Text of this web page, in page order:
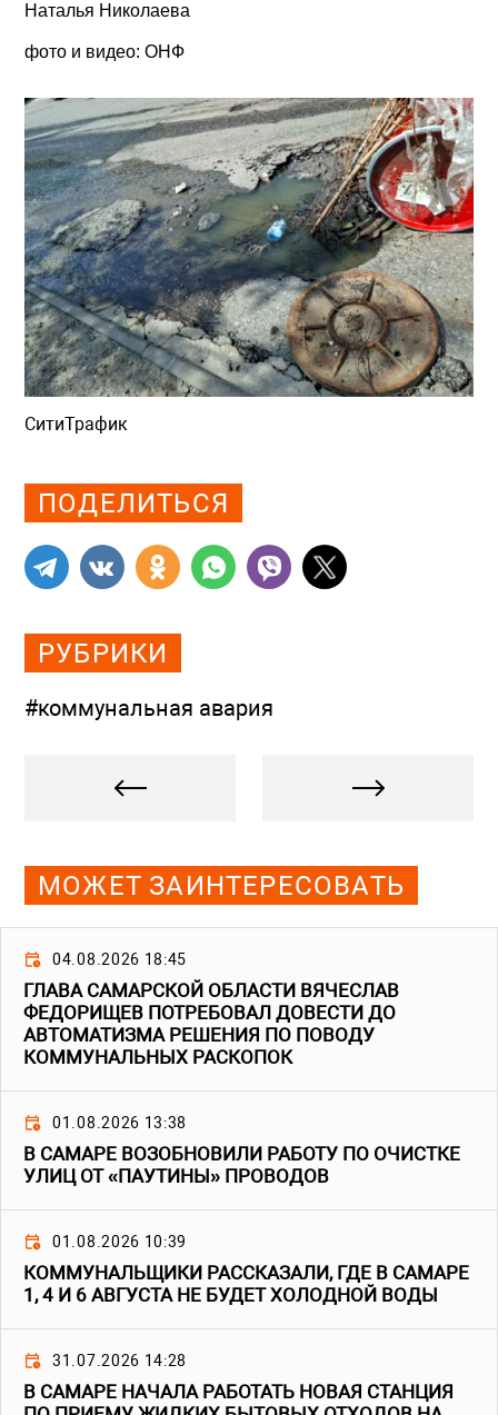
Наталья Николаева
фото и видео: ОНФ
СитиТрафик
ПОДЕЛИТЬСЯ
РУБРИКИ
#коммунальная авария
МОЖЕТ ЗАИНТЕРЕСОВАТЬ
04.08.2026 18:45
ГЛАВА САМАРСКОЙ ОБЛАСТИ ВЯЧЕСЛАВ
ФЕДОРИЩЕВ ПОТРЕБОВАЛ ДОВЕСТИ ДО
АВТОМАТИЗМА РЕШЕНИЯ ПО ПОВОДУ
КОММУНАЛЬНЫХ РАСКОПОК
01.08.2026 13:38
В САМАРЕ ВОЗОБНОВИЛИ РАБОТУ ПО ОЧИСТКЕ
УЛИЦ ОТ «ПАУТИНЫ» ПРОВОДОВ
01.08.2026 10:39
КОММУНАЛЬЩИКИ РАССКАЗАЛИ, ГДЕ В САМАРЕ
1, 4 И 6 АВГУСТА НЕ БУДЕТ ХОЛОДНОЙ ВОДЫ
31.07.2026 14:28
В САМАРЕ НАЧАЛА РАБОТАТЬ НОВАЯ СТАНЦИЯ